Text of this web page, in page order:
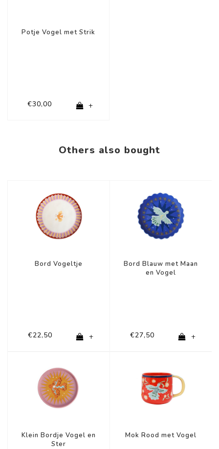
Potje Vogel met Strik
€30,00 +
Others also bought
Bord Vogeltje
€22,50 +
Bord Blauw met Maan
en Vogel
€27,50 +
Klein Bordje Vogel en
Ster
Mok Rood met Vogel